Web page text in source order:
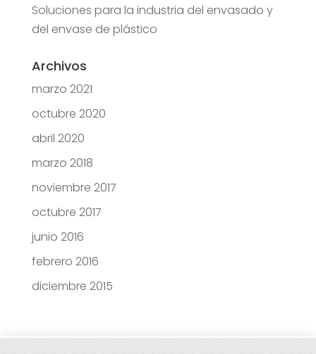
Soluciones para la industria del envasado y
del envase de plástico
Archivos
marzo 2021
octubre 2020
abril 2020
marzo 2018
noviembre 2017
octubre 2017
junio 2016
febrero 2016
diciembre 2015